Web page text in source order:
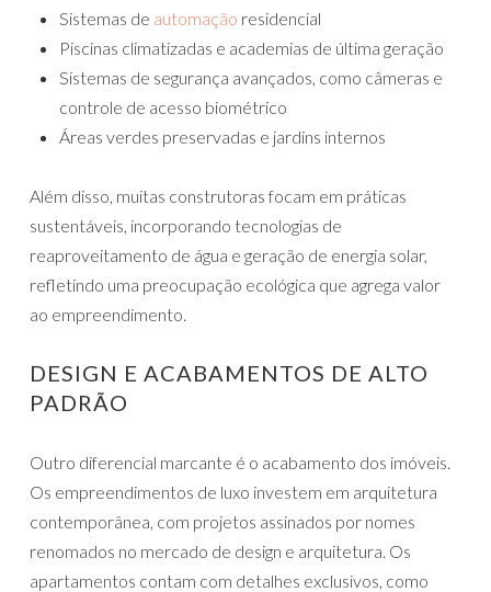
Sistemas de automação residencial
Piscinas climatizadas e academias de última geração
Sistemas de segurança avançados, como câmeras e
controle de acesso biométrico
Áreas verdes preservadas e jardins internos
Além disso, muitas construtoras focam em práticas
sustentáveis, incorporando tecnologias de
reaproveitamento de água e geração de energia solar,
refletindo uma preocupação ecológica que agrega valor
ao empreendimento.
DESIGN E ACABAMENTOS DE ALTO
PADRÃO
Outro diferencial marcante é o acabamento dos imóveis.
Os empreendimentos de luxo investem em arquitetura
contemporânea, com projetos assinados por nomes
renomados no mercado de design e arquitetura. Os
apartamentos contam com detalhes exclusivos, como